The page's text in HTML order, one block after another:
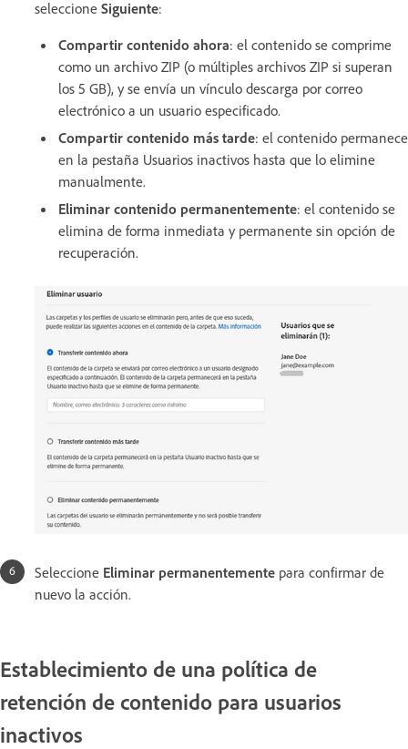
seleccione Siguiente:
Compartir contenido ahora: el contenido se comprime
como un archivo ZIP (o múltiples archivos ZIP si superan
los 5 GB), y se envía un vínculo descarga por correo
electrónico a un usuario especificado.
Compartir contenido más tarde: el contenido permanece
en la pestaña Usuarios inactivos hasta que lo elimine
manualmente.
Eliminar contenido permanentemente: el contenido se
elimina de forma inmediata y permanente sin opción de
recuperación.
Seleccione Eliminar permanentemente para confirmar de
nuevo la acción.
Establecimiento de una política de
retención de contenido para usuarios
inactivos